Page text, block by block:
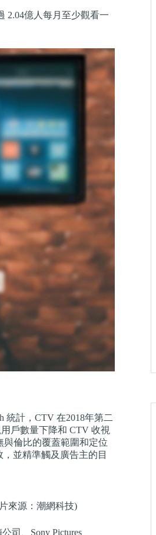
2.04億人每月至少觀看一
統計，CTV 在2018年第二
戶數量下降和 CTV 收視
與倫比的覆蓋範圍和定位
並精準觸及廣告主的目
來源：潮網科技)
司、Sony Pictures